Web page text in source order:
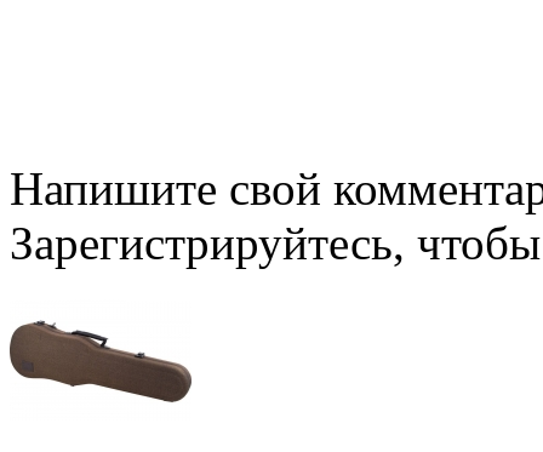
Напишите свой
Зарегистрируйтесь,